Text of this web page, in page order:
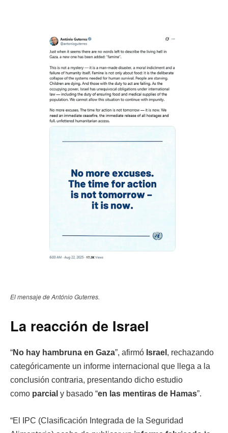
El mensaje de António Guterres.
La reacción de Israel
“No hay hambruna en Gaza”, afirmó Israel , rechazando
categóricamente un informe internacional que llega a la
conclusión contraria, presentando dicho estudio
como parcial y basado “en las mentiras de Hamas”.
“El IPC (Clasificación Integrada de la Seguridad